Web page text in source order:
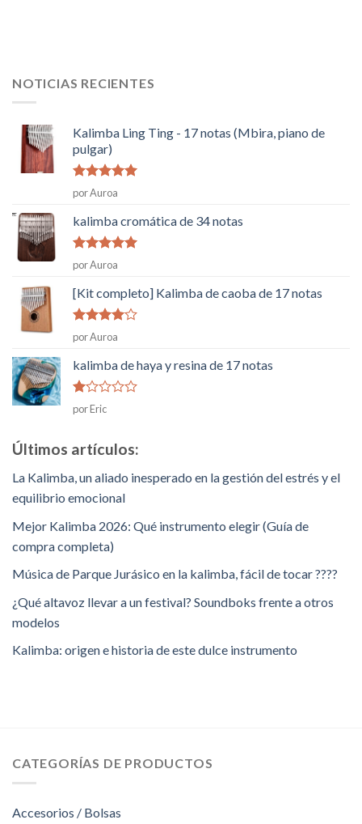
NOTICIAS RECIENTES
Kalimba Ling Ting - 17 notas (Mbira, piano de
pulgar)
Rated5de
5
por Auroa
kalimba cromática de 34 notas
Rated5de
5
por Auroa
[Kit completo] Kalimba de caoba de 17 notas
Rated4
de 5
por Auroa
kalimba de haya y resina de 17 notas
Rated
1
5
por Eric
Últimos artículos:
La Kalimba, un aliado inesperado en la gestión del estrés y el
equilibrio emocional
Mejor Kalimba 2026: Qué instrumento elegir (Guía de
compra completa)
Música de Parque Jurásico en la kalimba, fácil de tocar ????
¿Qué altavoz llevar a un festival? Soundboks frente a otros
modelos
Kalimba: origen e historia de este dulce instrumento
CATEGORÍAS DE PRODUCTOS
Accesorios / Bolsas